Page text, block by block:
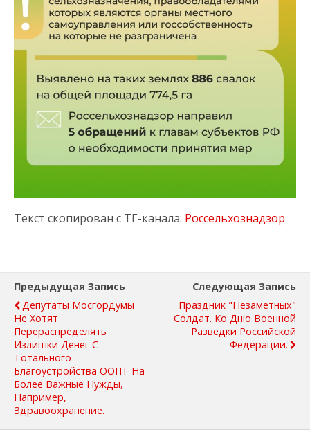
Текст скопирован с ТГ-канала: Россельхознадзор
Предыдущая Запись
Депутаты Мосгордумы
Не Хотят
Перераспределять
Излишки Денег С
Тотального
Благоустройства ООПТ На
Более Важные Нужды,
Например,
Здравоохранение.
Следующая Запись
Праздник "незаметных"
Солдат. Ко Дню Военной
Разведки Российской
Федерации.